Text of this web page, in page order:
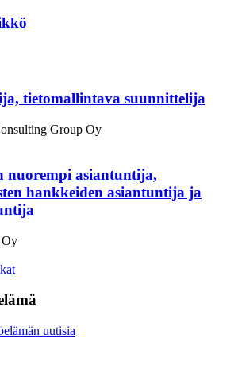
tietomallintava suunnittelija
Group Oy
nuorempi asiantuntija,
hankkeiden asiantuntija ja
Oy
uutisia